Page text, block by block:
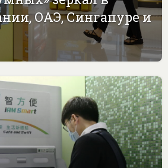
ОАЭ, Сингапуре и